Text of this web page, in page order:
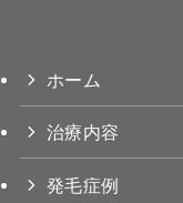
ホーム
治療内容
発毛症例